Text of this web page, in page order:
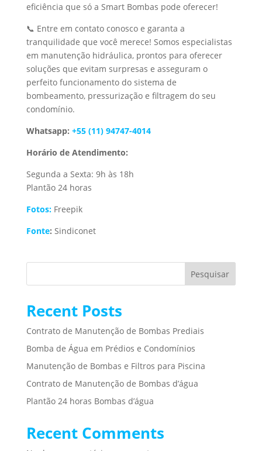
eficiência que só a Smart Bombas pode oferecer!
📞 Entre em contato conosco e garanta a
tranquilidade que você merece! Somos especialistas
em manutenção hidráulica, prontos para oferecer
soluções que evitam surpresas e asseguram o
perfeito funcionamento do sistema de
bombeamento, pressurização e filtragem do seu
condomínio.
Whatsapp: +55 (11) 94747-4014
Horário de Atendimento:
Segunda a Sexta: 9h às 18h
Plantão 24 horas
Fotos:Freepik
Fonte: Sindiconet
Pesquisar
Recent Posts
Contrato de Manutenção de Bombas Prediais
Bomba de Água em Prédios e Condomínios
Manutenção de Bombas e Filtros para Piscina
Contrato de Manutenção de Bombas d’água
Plantão 24 horas Bombas d’água
Recent Comments